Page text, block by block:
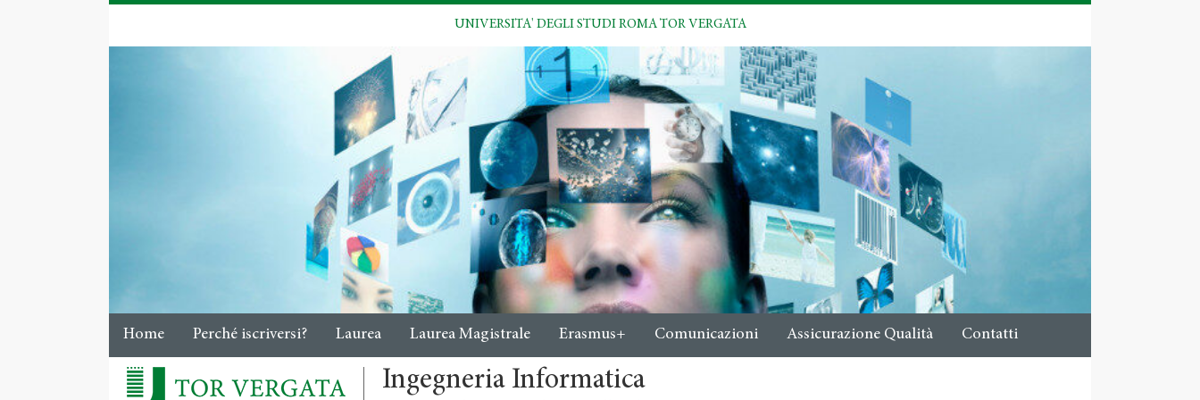
UNIVERSITA' DEGLI STUDI ROMA TOR VERGATA
Home Perché iscriversi? Laurea Laurea Magistrale Erasmus+ Comunicazioni Assicurazione Qualità Contatti
Ingegneria Informatica